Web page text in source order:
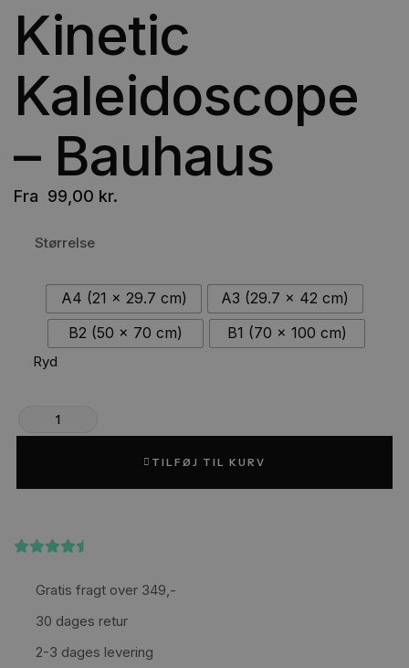
Kinetic
Kaleidoscope
– Bauhaus
Fra 99,00 kr.
Størrelse
A4 (21 x 29.7 cm)
A3 (29.7 x 42 cm)
B2 (50 x 70 cm)
B1 (70 x 100 cm)
Ryd
TILFØJ TIL KURV
Gratis fragt over 349,-
30 dages retur
2-3 dages levering